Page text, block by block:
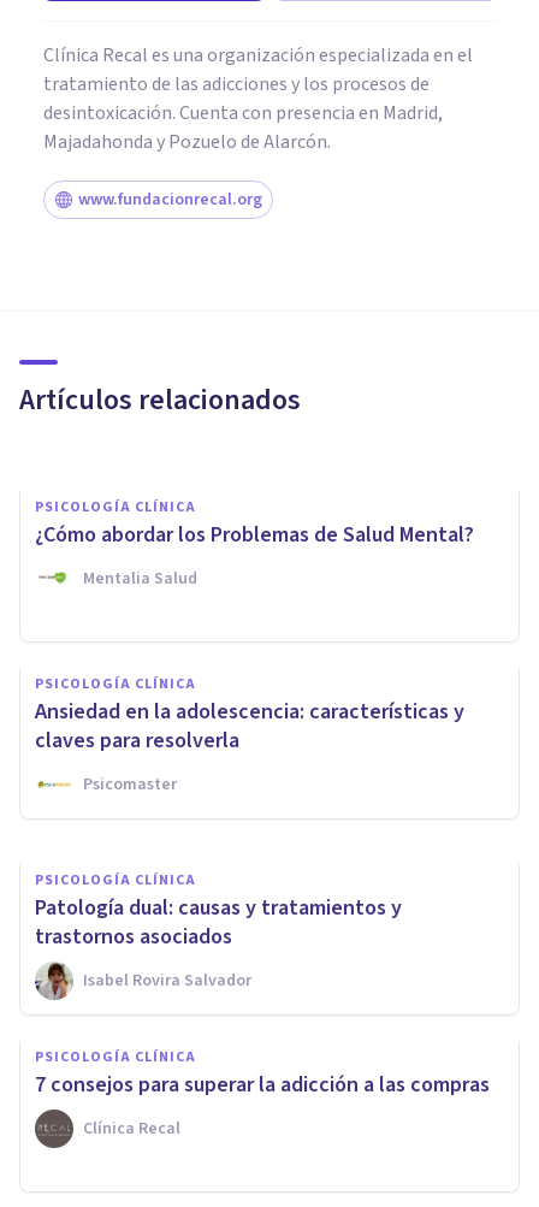
Clínica Recal es una organización especializada en el
tratamiento de las adicciones y los procesos de
desintoxicación. Cuenta con presencia en Madrid,
Majadahonda y Pozuelo de Alarcón.
www.fundacionrecal.org
Artículos relacionados
crisis del COVID
PSICOLOGÍA CLÍNICA
¿Cómo abordar los Problemas de Salud Mental?
Mentalia Salud
PSICOLOGÍA CLÍNICA
Ansiedad en la adolescencia: características y
claves para resolverla
Psicomaster
Escopofobia (miedo a ser
observado): qué es y cuáles
son sus efectos
Javi Soriano
PSICOLOGÍA CLÍNICA
Patología dual: causas y tratamientos y
trastornos asociados
Isabel Rovira Salvador
PSICOLOGÍA CLÍNICA
7 consejos para superar la adicción a las compras
Clínica Recal